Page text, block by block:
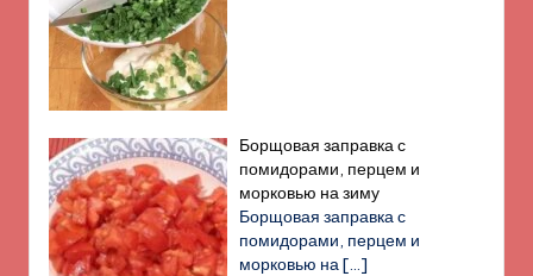
Борщовая заправка с
помидорами, перцем и
морковью на зиму
Борщовая заправка с
помидорами, перцем и
морковью на[…]